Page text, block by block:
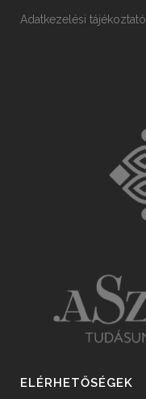
Adatkezelési tájékoztató
ELÉRHETŐSÉGEK